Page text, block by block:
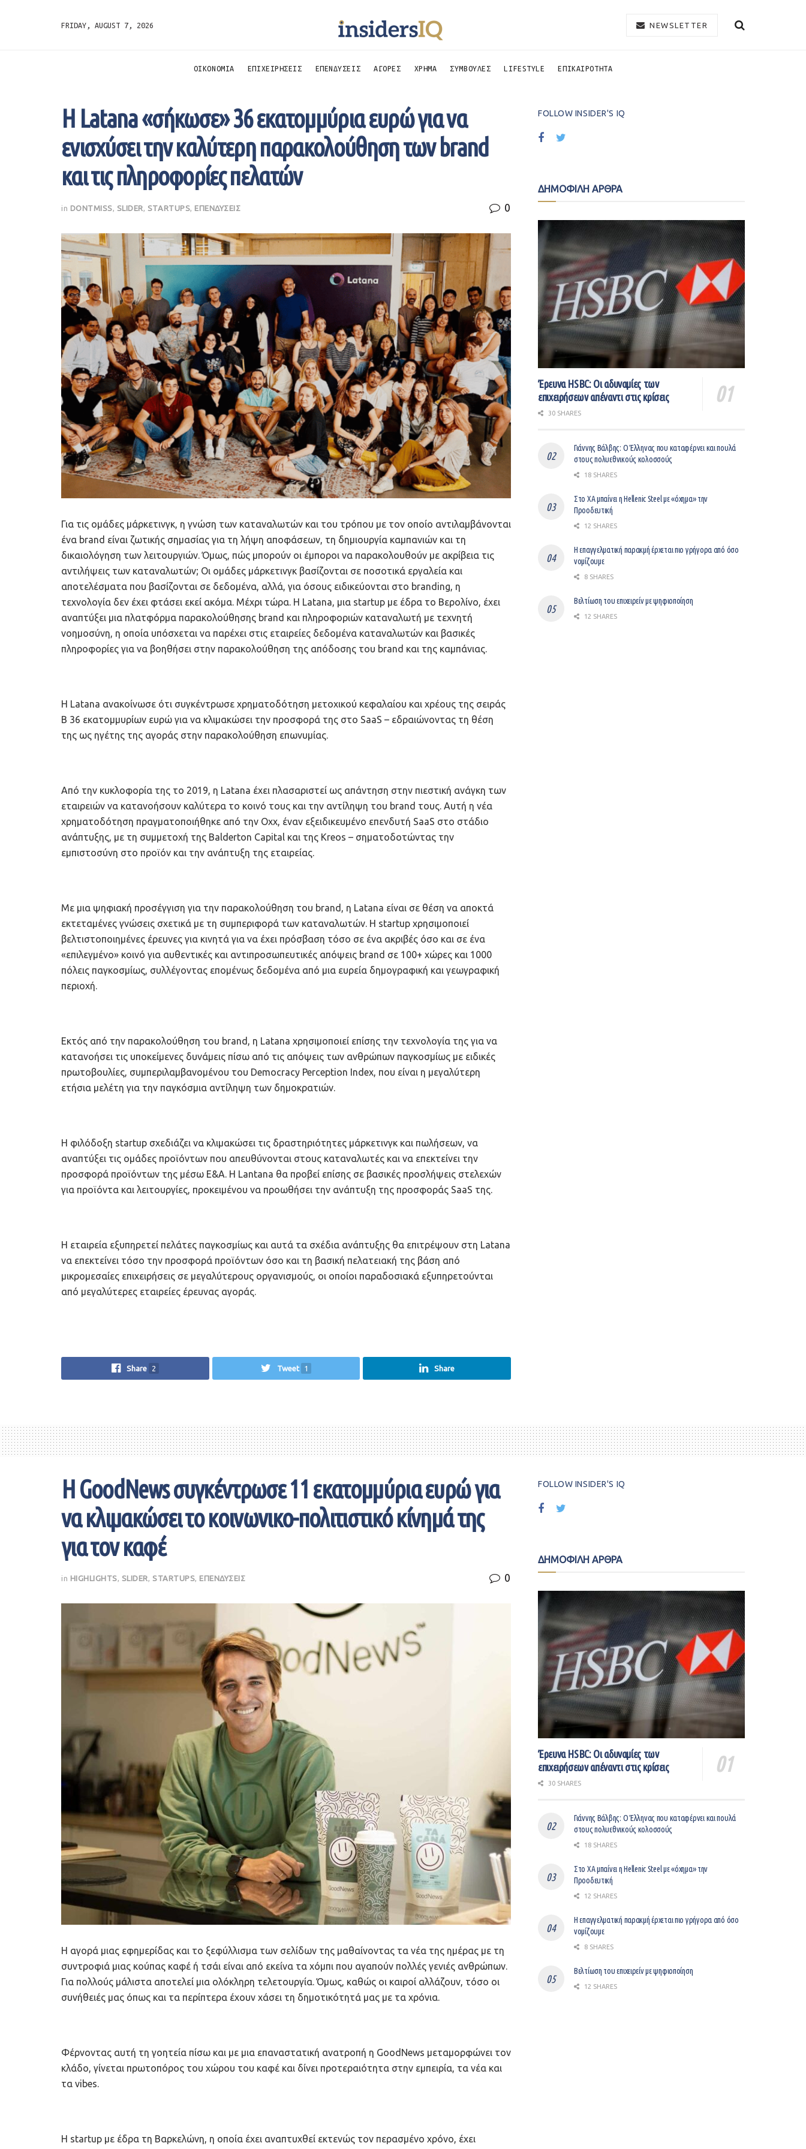
FRIDAY, AUGUST 7, 2026 NEWSLETTER
ΟΙΚΟΝΟΜΙΑ ΕΠΙΧΕΙΡΗΣΕΙΣ ΕΠΕΝΔΥΣΕΙΣ ΑΓΟΡΕΣ ΧΡΗΜΑ ΣΥΜΒΟΥΛΕΣ LIFESTYLE ΕΠΙΚΑΙΡΟΤΗΤΑ
Η Latana «σήκωσε» 36 εκατομμύρια ευρώ για να
ενισχύσει την καλύτερη παρακολούθηση των brand
και τις πληροφορίες πελατών
in DONTMISS SLIDER STARTUPS ΕΠΕΝΔΥΣΕΙΣ 0
Για τις ομάδες μάρκετινγκ, η γνώση των καταναλωτών και του τρόπου με τον οποίο αντιλαμβάνονται
ένα brand είναι ζωτικής σημασίας για τη λήψη αποφάσεων, τη δημιουργία καμπανιών και τη
δικαιολόγηση των λειτουργιών. Όμως, πώς μπορούν οι έμποροι να παρακολουθούν με ακρίβεια τις
αντιλήψεις των καταναλωτών; Οι ομάδες μάρκετινγκ βασίζονται σε ποσοτικά εργαλεία και
αποτελέσματα που βασίζονται σε δεδομένα, αλλά, για όσους ειδικεύονται στο branding, η
τεχνολογία δεν έχει φτάσει εκεί ακόμα. Μέχρι τώρα. Η Latana, μια startup με έδρα το Βερολίνο, έχει
αναπτύξει μια πλατφόρμα παρακολούθησης brand και πληροφοριών καταναλωτή με τεχνητή
νοημοσύνη, η οποία υπόσχεται να παρέχει στις εταιρείες δεδομένα καταναλωτών και βασικές
πληροφορίες για να βοηθήσει στην παρακολούθηση της απόδοσης τoυ brand και της καμπάνιας.
Η Latana ανακοίνωσε ότι συγκέντρωσε χρηματοδότηση μετοχικού κεφαλαίου και χρέους της σειράς
Β 36 εκατομμυρίων ευρώ για να κλιμακώσει την προσφορά της στο SaaS – εδραιώνοντας τη θέση
της ως ηγέτης της αγοράς στην παρακολούθηση επωνυμίας.
Από την κυκλοφορία της το 2019, η Latana έχει πλασαριστεί ως απάντηση στην πιεστική ανάγκη των
εταιρειών να κατανοήσουν καλύτερα το κοινό τους και την αντίληψη του brand τους. Αυτή η νέα
χρηματοδότηση πραγματοποιήθηκε από την Oxx, έναν εξειδικευμένο επενδυτή SaaS στο στάδιο
ανάπτυξης, με τη συμμετοχή της Balderton Capital και της Kreos – σηματοδοτώντας την
εμπιστοσύνη στο προϊόν και την ανάπτυξη της εταιρείας.
Με μια ψηφιακή προσέγγιση για την παρακολούθηση του brand, η Latana είναι σε θέση να αποκτά
εκτεταμένες γνώσεις σχετικά με τη συμπεριφορά των καταναλωτών. Η startup χρησιμοποιεί
βελτιστοποιημένες έρευνες για κινητά για να έχει πρόσβαση τόσο σε ένα ακριβές όσο και σε ένα
«επιλεγμένο» κοινό για αυθεντικές και αντιπροσωπευτικές απόψεις brand σε 100+ χώρες και 1000
πόλεις παγκοσμίως, συλλέγοντας επομένως δεδομένα από μια ευρεία δημογραφική και γεωγραφική
περιοχή.
Εκτός από την παρακολούθηση του brand, η Latana χρησιμοποιεί επίσης την τεχνολογία της για να
κατανοήσει τις υποκείμενες δυνάμεις πίσω από τις απόψεις των ανθρώπων παγκοσμίως με ειδικές
πρωτοβουλίες, συμπεριλαμβανομένου του Democracy Perception Index, που είναι η μεγαλύτερη
ετήσια μελέτη για την παγκόσμια αντίληψη των δημοκρατιών.
Η φιλόδοξη startup σχεδιάζει να κλιμακώσει τις δραστηριότητες μάρκετινγκ και πωλήσεων, να
αναπτύξει τις ομάδες προϊόντων που απευθύνονται στους καταναλωτές και να επεκτείνει την
προσφορά προϊόντων της μέσω Ε&Α. Η Lantana θα προβεί επίσης σε βασικές προσλήψεις στελεχών
για προϊόντα και λειτουργίες, προκειμένου να προωθήσει την ανάπτυξη της προσφοράς SaaS της.
Η εταιρεία εξυπηρετεί πελάτες παγκοσμίως και αυτά τα σχέδια ανάπτυξης θα επιτρέψουν στη Latana
να επεκτείνει τόσο την προσφορά προϊόντων όσο και τη βασική πελατειακή της βάση από
μικρομεσαίες επιχειρήσεις σε μεγαλύτερους οργανισμούς, οι οποίοι παραδοσιακά εξυπηρετούνται
από μεγαλύτερες εταιρείες έρευνας αγοράς.
Share 2 Tweet 1 Share
FOLLOW INSIDER'S IQ
ΔΗΜΟΦΙΛΗ ΑΡΘΡΑ
Έρευνα HSBC: Οι αδυναμίες των
επιχειρήσεων απέναντι στις κρίσεις
30 SHARES
Γιάννης Βάλβης: O Έλληνας που καταφέρνει και πουλά
στους πολυεθνικούς κολοσσούς
18 SHARES
Στο ΧΑ μπαίνει η Hellenic Steel με «όχημα» την
Προοδευτική
12 SHARES
Η επαγγελματική παρακμή έρχεται πιο γρήγορα από όσο
νομίζουμε
8 SHARES
Βελτίωση του επιχειρείν με ψηφιοποίηση
12 SHARES
Η GoodNews συγκέντρωσε 11 εκατομμύρια ευρώ για
να κλιμακώσει το κοινωνικο-πολιτιστικό κίνημά της
για τον καφέ
in HIGHLIGHTS, SLIDER, STARTUPS, ΕΠΕΝΔΥΣΕΙΣ 0
Η αγορά μιας εφημερίδας και το ξεφύλλισμα των σελίδων της μαθαίνοντας τα νέα της ημέρας με τη
συντροφιά μιας κούπας καφέ ή τσάι είναι από εκείνα τα χόμπι που αγαπούν πολλές γενιές ανθρώπων.
Για πολλούς μάλιστα αποτελεί μια ολόκληρη τελετουργία. Όμως, καθώς οι καιροί αλλάζουν, τόσο οι
συνήθειές μας όπως και τα περίπτερα έχουν χάσει τη δημοτικότητά μας με τα χρόνια.
Φέρνοντας αυτή τη γοητεία πίσω και με μια επαναστατική ανατροπή η GoodNews μεταμορφώνει τον
κλάδο, γίνεται πρωτοπόρος του χώρου του καφέ και δίνει προτεραιότητα στην εμπειρία, τα νέα και
τα vibes.
Η startup με έδρα τη Βαρκελώνη, η οποία έχει αναπτυχθεί εκτενώς τον περασμένο χρόνο, έχει
FOLLOW INSIDER'S IQ
ΔΗΜΟΦΙΛΗ ΑΡΘΡΑ
Έρευνα HSBC: Οι αδυναμίες των
επιχειρήσεων απέναντι στις κρίσεις
30 SHARES
Γιάννης Βάλβης: O Έλληνας που καταφέρνει και πουλά
στους πολυεθνικούς κολοσσούς
18 SHARES
Στο ΧΑ μπαίνει η Hellenic Steel με «όχημα» την
Προοδευτική
12 SHARES
Η επαγγελματική παρακμή έρχεται πιο γρήγορα από όσο
νομίζουμε
8 SHARES
Βελτίωση του επιχειρείν με ψηφιοποίηση
12 SHARES